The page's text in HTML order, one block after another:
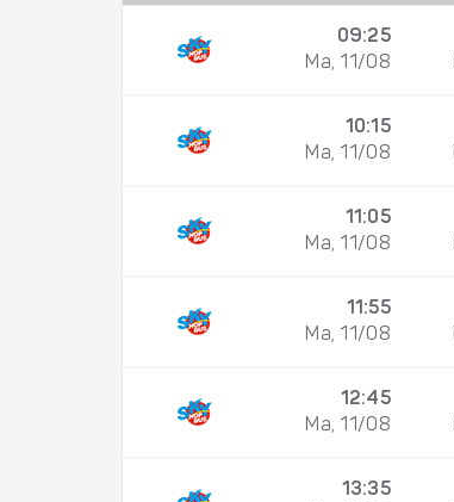
09:25
Ma, 11/08
10:15
Ma, 11/08
11:05
Ma, 11/08
11:55
Ma, 11/08
12:45
Ma, 11/08
13:35